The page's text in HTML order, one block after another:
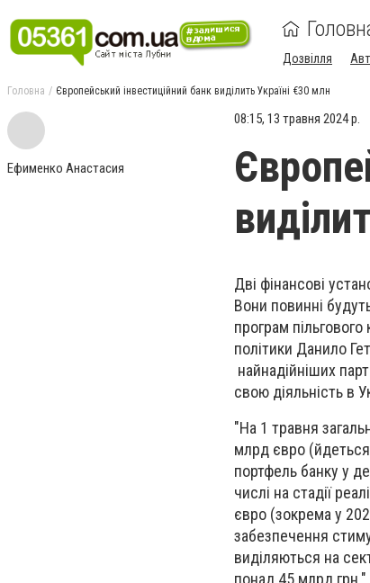
Дозвілля
Головна Європейський інвестиційний банк виділить Україні €30 млн
Ефименко Анастасия
08:15, 13 травня 2024 р.
Дві фінансові
Вони повинні
програм
політики Данило
найнадійніших
свою діяльність в
"На 1 травня
млрд євро (йдеться
портфель банку у
числі на стадії
євро (зокрема у
забезпечення
виділяються на
понад 45 млрд грн."